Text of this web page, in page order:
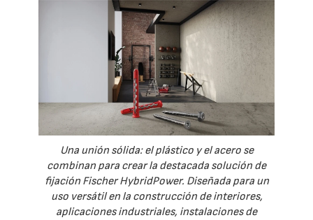
Una unión sólida: el plástico y el acero se
combinan para crear la destacada solución de
fijación Fischer HybridPower. Diseñada para un
uso versátil en la construcción de interiores,
aplicaciones industriales, instalaciones de